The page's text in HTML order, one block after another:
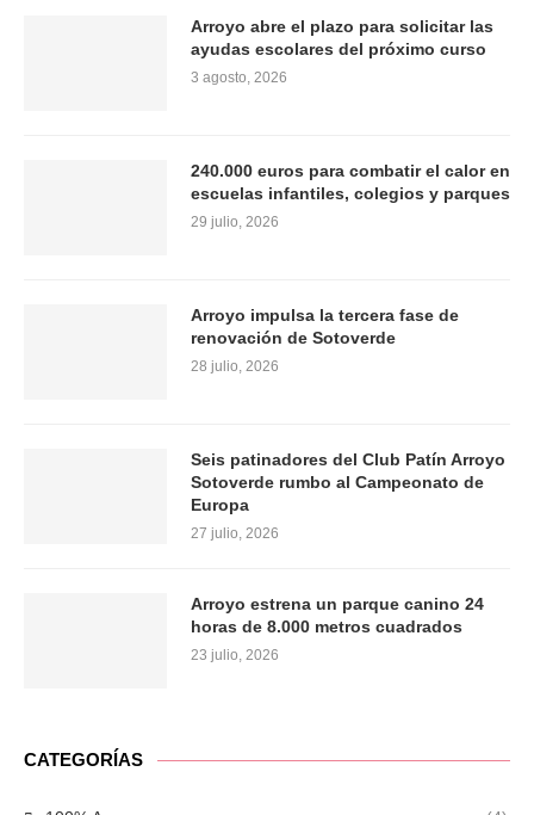
Arroyo abre el plazo para solicitar las
ayudas escolares del próximo curso
3 agosto, 2026
240.000 euros para combatir el calor en
escuelas infantiles, colegios y parques
29 julio, 2026
Arroyo impulsa la tercera fase de
renovación de Sotoverde
28 julio, 2026
Seis patinadores del Club Patín Arroyo
Sotoverde rumbo al Campeonato de
Europa
27 julio, 2026
Arroyo estrena un parque canino 24
horas de 8.000 metros cuadrados
23 julio, 2026
CATEGORÍAS